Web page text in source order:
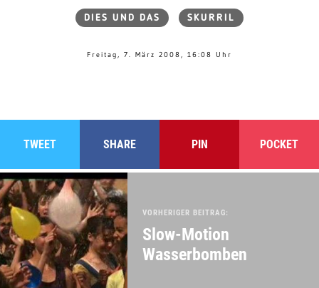
DIES UND DAS SKURRIL
Freitag, 7. März 2008, 16:08 Uhr
TWEET SHARE PIN POCKET
VORHERIGER BEITRAG:
Slow-Motion
Wasserbomben